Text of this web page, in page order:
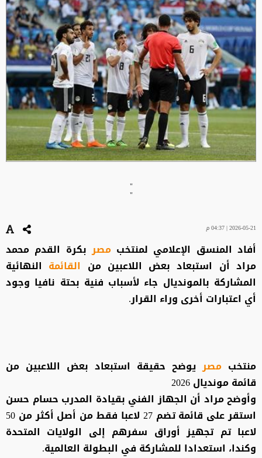
"
"
2026-05-21 | 04:37 م
أفاد المنسق الإعلامي لمنتخب مصر بكرة القدم محمد
مراد أن استبعاد بعض اللاعبين من القائمة النهائية
المشاركة بالمونديال جاء لأسباب فنية بحتة نافيا وجود
أي اعتبارات أخرى وراء القرار.
منتخب مصر يوضح حقيقة استبعاد بعض اللاعبين من
قائمة مونديال 2026
وأوضح مراد أن الجهاز الفني بقيادة المدرب حسام حسن
استقر على قائمة تضم 27 لاعبا فقط من أصل أكثر من 50
لاعبا تم تجهيز أوراق سفرهم إلى الولايات المتحدة
وكندا، استعدادا للمشاركة في البطولة العالمية.